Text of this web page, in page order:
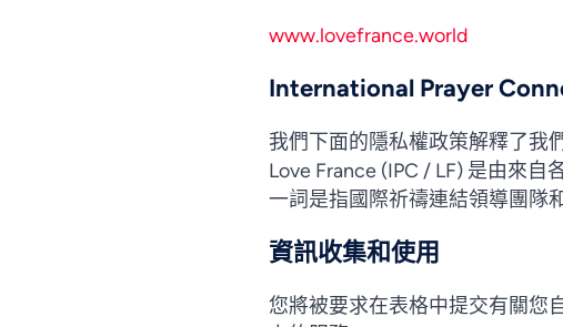
www.lovefrance.world
International Prayer
我們下面的隱私權政策解釋了我
Love France (IPC / LF) 是由來自
一詞是指國際祈禱連結領導團隊
資訊收集和使用
您將被要求在表格中提交有關您